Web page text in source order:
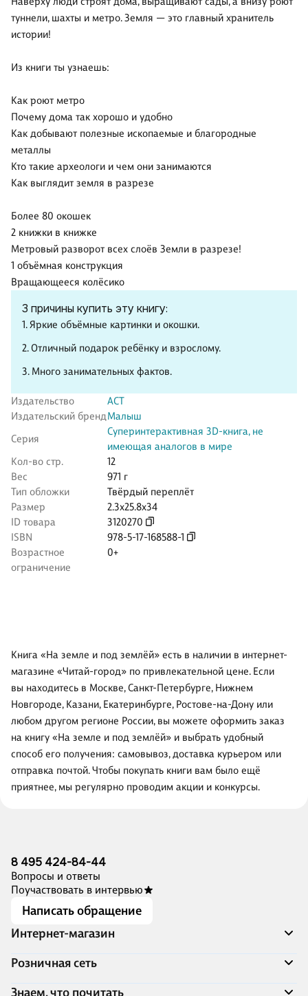
туннели, шахты и метро. Земля — это главный хранитель
истории!
Из книги ты узнаешь:
Как роют метро
Почему дома так хорошо и удобно
Как добывают полезные ископаемые и благородные
металлы
Кто такие археологи и чем они занимаются
Как выглядит земля в разрезе
Более 80 окошек
2 книжки в книжке
Метровый разворот всех слоёв Земли в разрезе!
1 объёмная конструкция
Вращающееся колёсико
3 причины купить эту книгу:
1. Яркие объёмные картинки и окошки.
2. Отличный подарок ребёнку и взрослому.
3. Много занимательных фактов.
Издательство
АСТ
Издательский брендМалыш
Серия
Суперинтерактивная 3D-книга, не
имеющая аналогов в мире
Кол-во стр.
12
Вес
971 г
Тип обложки
Твёрдый переплёт
Размер
2.3x25.8x34
ID товара
3120270
ISBN
978-5-17-168588-1
Возрастное
ограничение
0+
Книга «На земле и под землёй» есть в наличии в интернет-
магазине «Читай-город» по привлекательной цене. Если
вы находитесь в Москве, Санкт-Петербурге, Нижнем
Новгороде, Казани, Екатеринбурге, Ростове-на-Дону или
любом другом регионе России, вы можете оформить заказ
на книгу «На земле и под землёй» и выбрать удобный
способ его получения: самовывоз, доставка курьером или
отправка почтой. Чтобы покупать книги вам было ещё
приятнее, мы регулярно проводим акции и конкурсы.
8 495 424-84-44
Вопросы и ответы
Поучаствовать в интервью
Написать обращение
Интернет-магазин
Акции
Доставка и оплата
Розничная сеть
Адреса магазинов
Знаем, что почитать